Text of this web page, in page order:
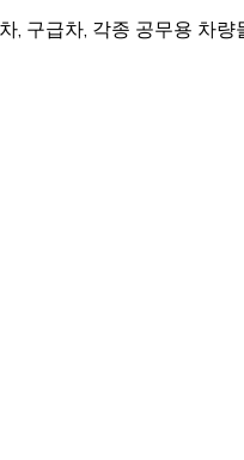
, 구급차, 각종 공무용 차량